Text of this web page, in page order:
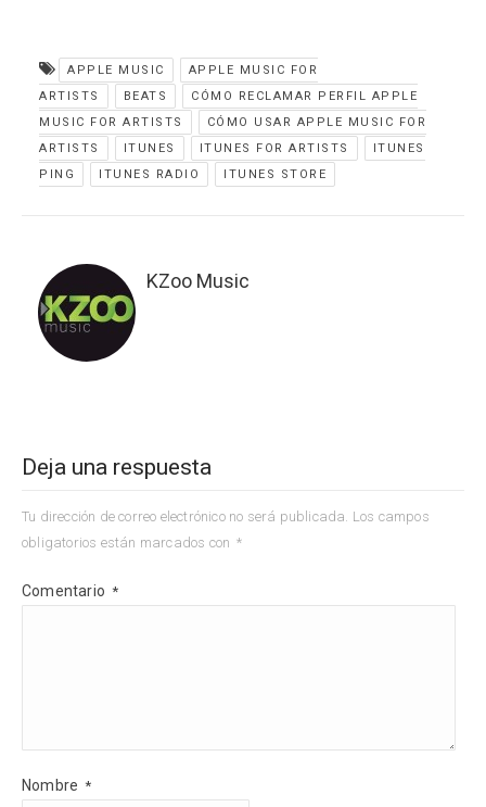
APPLE MUSIC
APPLE MUSIC FOR
ARTISTS
BEATS
CÓMO RECLAMAR PERFIL APPLE
MUSIC FOR ARTISTS
CÓMO USAR APPLE MUSIC FOR
ARTISTS
ITUNES ITUNES FOR ARTISTS
ITUNES
PING
ITUNES RADIO ITUNES STORE
KZoo Music
Deja una respuesta
Tu dirección de correo electrónico no será publicada. Los campos
obligatorios están marcados con *
Comentario *
Nombre *